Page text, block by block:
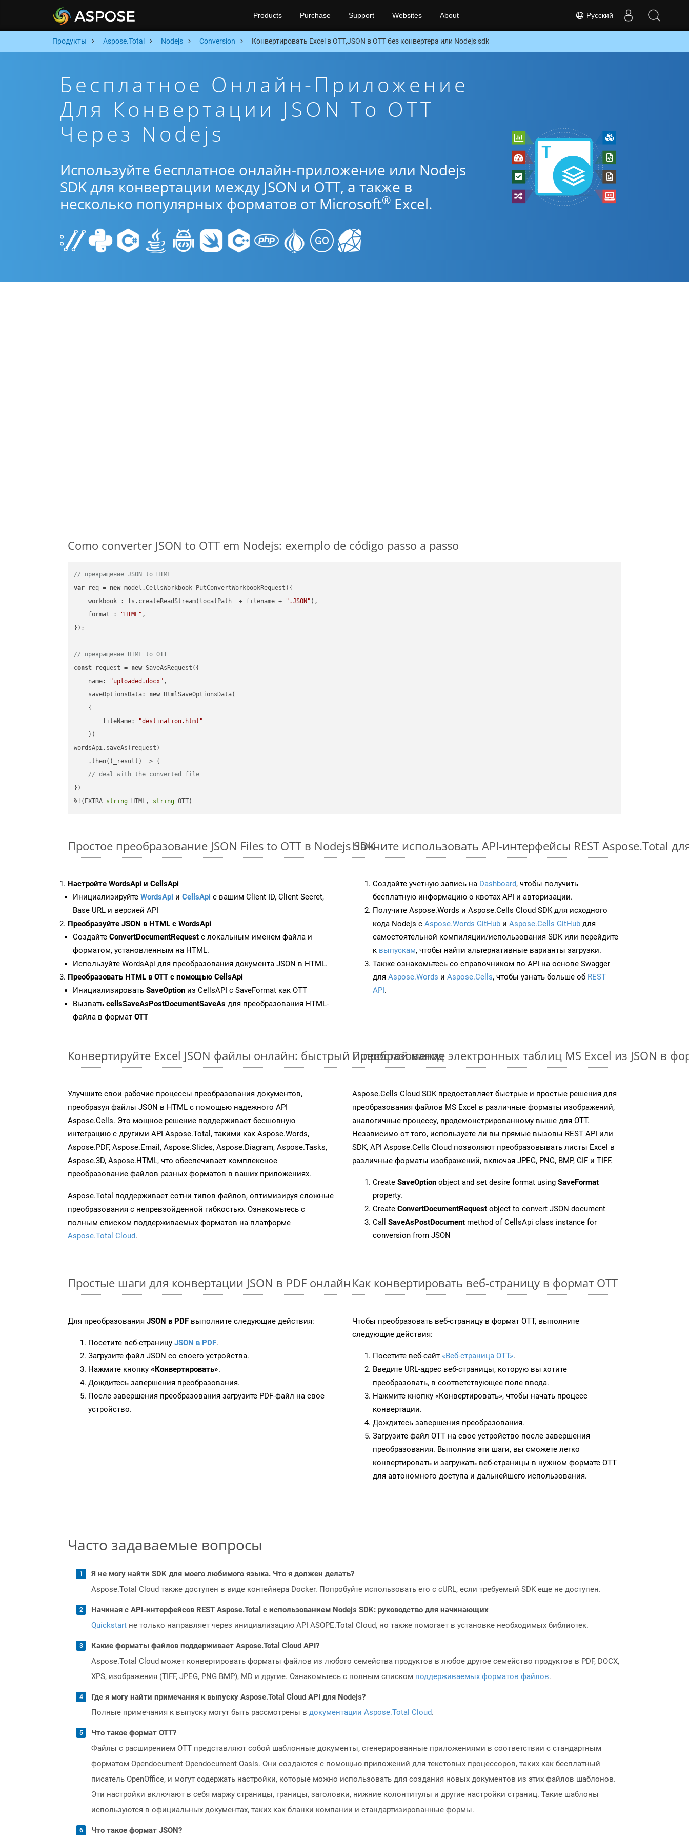
Русский
Products Purchase Support Websites About
Продукты Aspose.Total Nodejs Conversion Конвертировать Excel в OTT,JSON в OTT без конвертера или Nodejs sdk
Бесплатное Онлайн-Приложение
Для Конвертации JSON To OTT
Через Nodejs
Используйте бесплатное онлайн-приложение или Nodejs
SDK для конвертации между JSON и OTT, а также в
несколько популярных форматов от Microsoft® Excel.
Como converter JSON to OTT em Nodejs: exemplo de código passo a passo
// превращение JSON to HTML
var req = new model.CellsWorkbook_PutConvertWorkbookRequest({
workbook : fs.createReadStream(localPath  + filename + ".JSON" ),
format : "HTML" ,
});
// превращение HTML to OTT
const request = new SaveAsRequest({
name: "uploaded.docx" ,
saveOptionsData: new HtmlSaveOptionsData(
    {
fileName:
"destination.html"
    })
wordsApi.saveAs(request)
    .then(
( _result ) => {
// deal with the converted file
})
%!(EXTRA string=HTML, string=OTT)
Простое преобразование JSON Files to OTT в Nodejs SDK
Настройте WordsApi и CellsApi
Инициализируйте WordsApi и CellsApi с вашим Client ID, Client Secret,
Base URL и версией API
Преобразуйте JSON в HTML с WordsApi
Создайте ConvertDocumentRequest с локальным именем файла и
форматом, установленным на HTML.
Используйте WordsApi для преобразования документа JSON в HTML.
Преобразовать HTML в OTT с помощью CellsApi
Инициализировать SaveOption из CellsAPI с SaveFormat как OTT
Вызвать cellsSaveAsPostDocumentSaveAs для преобразования HTML-
файла в формат OTT
Начните использовать API-интерфейсы REST Aspose.Total
Создайте учетную запись на Dashboard, чтобы получить
бесплатную информацию о квотах API и авторизации.
Получите Aspose.Words и Aspose.Cells Cloud SDK для исходного
кода Nodejs с Aspose.Words GitHub и Aspose.Cells GitHub для
самостоятельной компиляции/использования SDK или перейдите
к выпускам, чтобы найти альтернативные варианты загрузки.
Также ознакомьтесь со справочником по API на основе Swagger
для Aspose.Words и Aspose.Cells, чтобы узнать больше об REST
API.
Конвертируйте Excel JSON файлы онлайн: быстрый и простой метод
Улучшите свои рабочие процессы преобразования документов,
преобразуя файлы JSON в HTML с помощью надежного API
Aspose.Cells. Это мощное решение поддерживает бесшовную
интеграцию с другими API Aspose.Total, такими как Aspose.Words,
Aspose.PDF, Aspose.Email, Aspose.Slides, Aspose.Diagram, Aspose.Tasks,
Aspose.3D, Aspose.HTML, что обеспечивает комплексное
преобразование файлов разных форматов в ваших приложениях.
Aspose.Total поддерживает сотни типов файлов, оптимизируя сложные
преобразования с непревзойденной гибкостью. Ознакомьтесь с
полным списком поддерживаемых форматов на платформе
Aspose.Total Cloud.
Преобразование электронных таблиц MS Excel из JSON в
Aspose.Cells Cloud SDK предоставляет быстрые и простые решения для
преобразования файлов MS Excel в различные форматы изображений,
аналогичные процессу, продемонстрированному выше для OTT.
Независимо от того, используете ли вы прямые вызовы REST API или
SDK, API Aspose.Cells Cloud позволяют преобразовывать листы Excel в
различные форматы изображений, включая JPEG, PNG, BMP, GIF и TIFF.
Create SaveOption object and set desire format using SaveFormat
property.
Create ConvertDocumentRequest object to convert JSON document
Call SaveAsPostDocument method of CellsApi class instance for
conversion from JSON
Простые шаги для конвертации JSON в PDF онлайн
Для преобразования JSON в PDF выполните следующие действия:
Посетите веб-страницу JSON в PDF.
Загрузите файл JSON со своего устройства.
Нажмите кнопку «Конвертировать».
Дождитесь завершения преобразования.
После завершения преобразования загрузите PDF-файл на свое
устройство.
Как конвертировать веб-страницу в формат OTT
Чтобы преобразовать веб-страницу в формат OTT, выполните
следующие действия:
Посетите веб-сайт «Веб-страница OTT».
Введите URL-адрес веб-страницы, которую вы хотите
преобразовать, в соответствующее поле ввода.
Нажмите кнопку «Конвертировать», чтобы начать процесс
конвертации.
Дождитесь завершения преобразования.
Загрузите файл OTT на свое устройство после завершения
преобразования. Выполнив эти шаги, вы сможете легко
конвертировать и загружать веб-страницы в нужном формате OTT
для автономного доступа и дальнейшего использования.
Часто задаваемые вопросы
Я не могу найти SDK для моего любимого языка. Что я должен делать?
Aspose.Total Cloud также доступен в виде контейнера Docker. Попробуйте использовать его с cURL, если требуемый SDK еще не доступен.
Начиная с API-интерфейсов REST Aspose.Total с использованием Nodejs SDK: руководство для начинающих
Quickstart не только направляет через инициализацию API ASOPE.Total Cloud, но также помогает в установке необходимых библиотек.
Какие форматы файлов поддерживает Aspose.Total Cloud API?
Aspose.Total Cloud может конвертировать форматы файлов из любого семейства продуктов в любое другое семейство продуктов в PDF, DOCX,
XPS, изображения (TIFF, JPEG, PNG BMP), MD и другие. Ознакомьтесь с полным списком поддерживаемых форматов файлов.
Где я могу найти примечания к выпуску Aspose.Total Cloud API для Nodejs?
Полные примечания к выпуску могут быть рассмотрены в документации Aspose.Total Cloud.
Что такое формат OTT?
Файлы с расширением OTT представляют собой шаблонные документы, сгенерированные приложениями в соответствии с стандартным
форматом Opendocument Opendocument Oasis. Они создаются с помощью приложений для текстовых процессоров, таких как бесплатный
писатель OpenOffice, и могут содержать настройки, которые можно использовать для создания новых документов из этих файлов шаблонов.
Эти настройки включают в себя маржу страницы, границы, заголовки, нижние колонтитулы и другие настройки страниц. Такие шаблоны
используются в официальных документах, таких как бланки компании и стандартизированные формы.
Что такое формат JSON?